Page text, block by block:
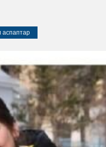
аспаптар